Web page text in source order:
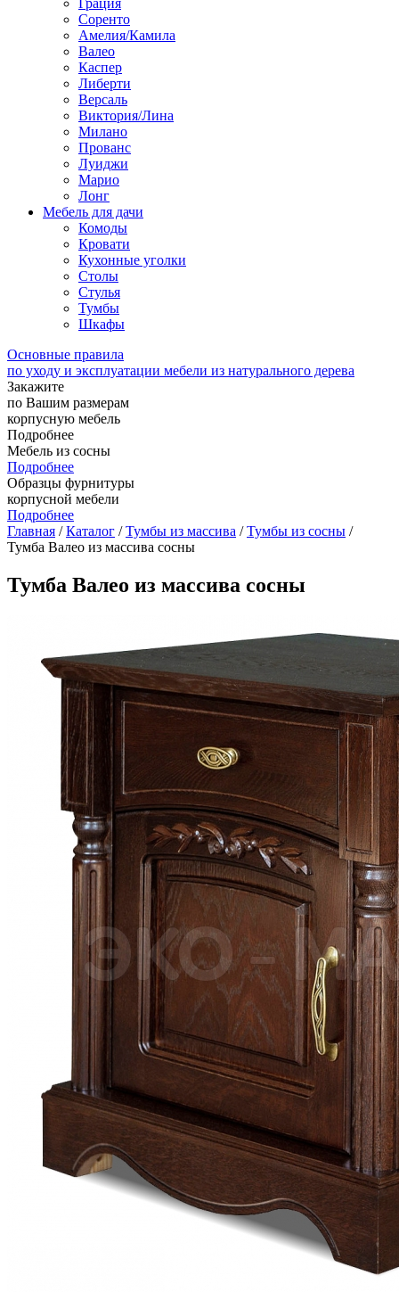
Грация
Соренто
Амелия/Камила
Валео
Каспер
Либерти
Версаль
Виктория/Лина
Милано
Прованс
Луиджи
Марио
Лонг
Мебель для дачи
Комоды
Кровати
Кухонные уголки
Столы
Стулья
Тумбы
Шкафы
Основные правила
по уходу и эксплуатации мебели из натурального дерева
Закажите
по Вашим размерам
корпусную мебель
Подробнее
Мебель из сосны
Подробнее
Образцы фурнитуры
корпусной мебели
Подробнее
Главная /Каталог /Тумбы из массива /Тумбы из сосны /
Тумба Валео из массива сосны
Тумба Валео из массива сосны